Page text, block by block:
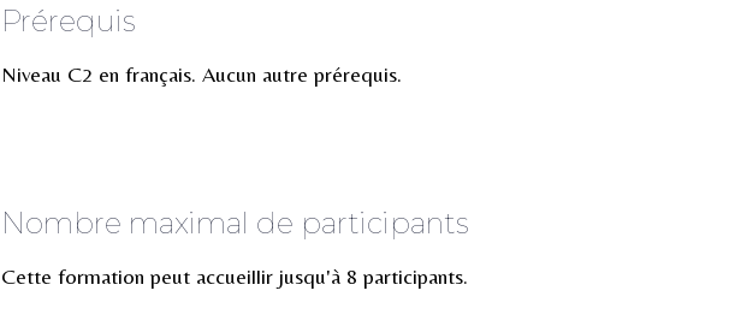
Prérequis
Niveau C2 en français. Aucun autre prérequis.
Nombre maximal de participants
Cette formation peut accueillir jusqu'à 8 participants.